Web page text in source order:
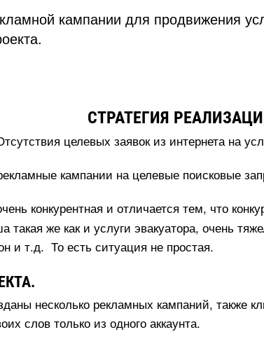
кампании для продвижения
СТРАТЕГИЯ
целевых заявок из интернета на
кампании на целевые поисковые
конкурентная и отличается тем, что
такая же как и услуги эвакуатора, очень
и т.д. То есть ситуация не простая.
несколько рекламных кампаний, также
слов только из одного аккаунта.